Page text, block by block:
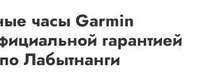
часы Garmin
гарантией
Лабытнанги